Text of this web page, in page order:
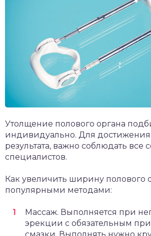
Утолщение полового органа
индивидуально. Для
результата, важно соблюдать все
специалистов.
Как увеличить ширину полового
популярными методами:
Массаж. Выполняется при
эрекции с обязательным